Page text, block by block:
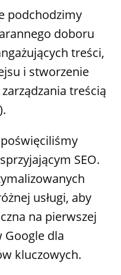
podchodzimy
doboru
treści,
i stworzenie
treścią
SEO.
usługi, aby
na pierwszej
dla
kluczowych.